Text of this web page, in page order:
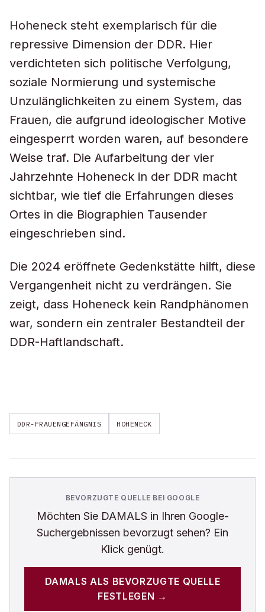
Hoheneck steht exemplarisch für die
repressive Dimension der DDR. Hier
verdichteten sich politische Verfolgung,
soziale Normierung und systemische
Unzulänglichkeiten zu einem System, das
Frauen, die aufgrund ideologischer Motive
eingesperrt worden waren, auf besondere
Weise traf. Die Aufarbeitung der vier
Jahrzehnte Hoheneck in der DDR macht
sichtbar, wie tief die Erfahrungen dieses
Ortes in die Biographien Tausender
eingeschrieben sind.
Die 2024 eröffnete Gedenkstätte hilft, diese
Vergangenheit nicht zu verdrängen. Sie
zeigt, dass Hoheneck kein Randphänomen
war, sondern ein zentraler Bestandteil der
DDR-Haftlandschaft.
DDR-FRAUENGEFÄNGNIS HOHENECK
BEVORZUGTE QUELLE BEI GOOGLE
Möchten Sie DAMALS in Ihren Google-
Suchergebnissen bevorzugt sehen? Ein
Klick genügt.
DAMALS ALS BEVORZUGTE QUELLE
FESTLEGEN →